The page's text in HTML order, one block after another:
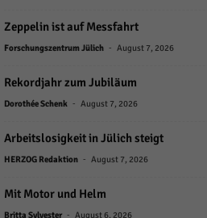
Zeppelin ist auf Messfahrt
Forschungszentrum Jülich - August 7, 2026
Rekordjahr zum Jubiläum
Dorothée Schenk - August 7, 2026
Arbeitslosigkeit in Jülich steigt
HERZOG Redaktion - August 7, 2026
Mit Motor und Helm
Britta Sylvester - August 6, 2026
zu
z.